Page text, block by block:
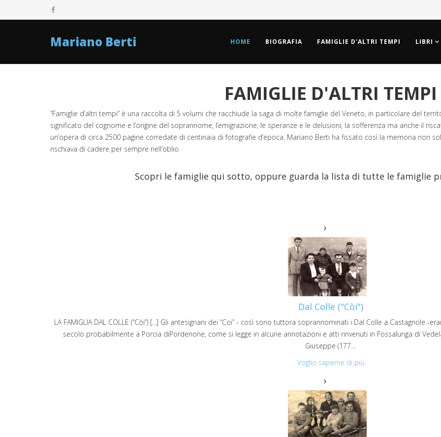
Mariano Berti HOME BIOGRAFIA FAMIGLIE D'ALTRI TEMPI LIBRI
FAMIGLIE D'ALTRI TEMPI
“Famiglie d’altri tempi” è una raccolta di 5 volumi che racchiude la saga di molte famiglie del Veneto, in particolare del
significato del cognome e l’origine del soprannome, l’emigrazione, le speranze e le delusioni, la sofferenza ma anche il
un’opera di circa 2500 pagine corredate di centinaia di fotografie d’epoca. Mariano Berti ha fissato così la memoria non
rischiava di cadere per sempre nell’oblio.
Scopri le famiglie qui sotto, oppure guarda la lista di tutte le famiglie
Dal Colle ("Còi")
LA FAMIGLIA DAL COLLE (“Còi”) [...] Gli antesignani dei “Coi” - così sono tuttora soprannominati i Dal Colle a Castagnole
secolo probabilmente a Porcia diPordenone, come si legge in alcune annotazioni e atti rinvenuti in Fossalunga di
Giuseppe (177…
Voglio saperne di più